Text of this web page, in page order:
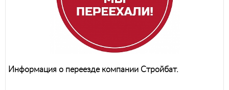
Информация о переезде компании Стройбат.